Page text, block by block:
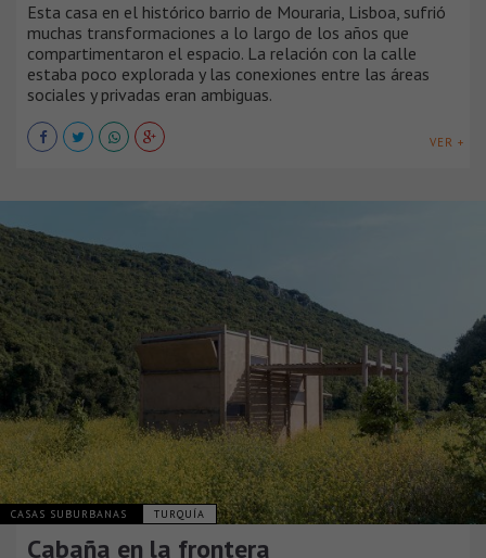
Esta casa en el histórico barrio de Mouraria, Lisboa, sufrió
muchas transformaciones a lo largo de los años que
compartimentaron el espacio. La relación con la calle
estaba poco explorada y las conexiones entre las áreas
sociales y privadas eran ambiguas.
VER +
CASAS SUBURBANAS TURQUÍA
Cabaña en la frontera